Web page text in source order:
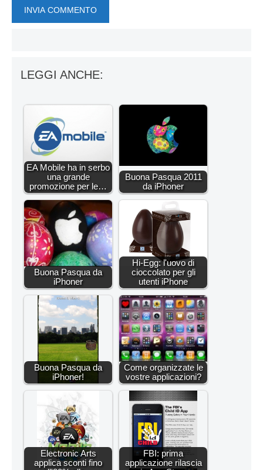
LEGGI ANCHE:
EA Mobile ha in serbo
una grande
promozione per le…
Buona Pasqua 2011
da iPhoner
Buona Pasqua da
iPhoner
Hi-Egg: l'uovo di
cioccolato per gli
utenti iPhone
Buona Pasqua da
iPhoner!
Come organizzate le
vostre applicazioni?
Electronic Arts
applica sconti fino
FBI: prima
applicazione rilascia